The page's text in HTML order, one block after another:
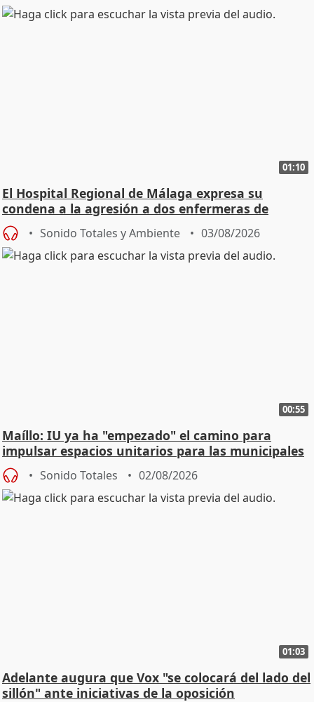
01:10
El Hospital Regional de Málaga expresa su
condena a la agresión a dos enfermeras de
Urgencias
Sonido Totales y Ambiente 03/08/2026
00:55
Maíllo: IU ya ha "empezado" el camino para
impulsar espacios unitarios para las municipales
Sonido Totales 02/08/2026
01:03
Adelante augura que Vox "se colocará del lado del
sillón" ante iniciativas de la oposición